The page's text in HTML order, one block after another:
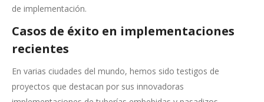
de implementación.
Casos de éxito en implementaciones
recientes
En varias ciudades del mundo, hemos sido testigos de
proyectos que destacan por sus innovadoras